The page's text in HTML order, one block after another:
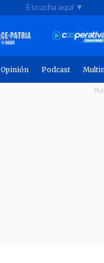
Escucha aquí ▼
Opinión Podcast